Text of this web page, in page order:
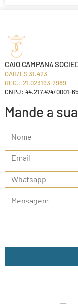
Mande a
CAIO CAMPANA
OAB/ES 31.423
REG.: 21.023193-2989
CNPJ: 44.217.474/0001-65